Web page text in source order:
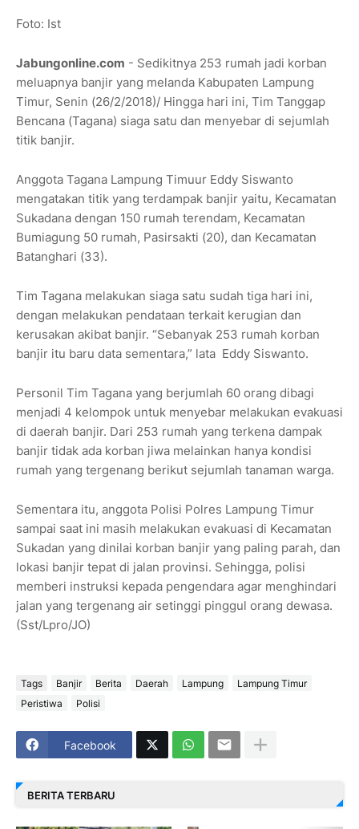
Foto: Ist
Jabungonline.com - Sedikitnya 253 rumah jadi korban
meluapnya banjir yang melanda Kabupaten Lampung
Timur, Senin (26/2/2018)/ Hingga hari ini, Tim Tanggap
Bencana (Tagana) siaga satu dan menyebar di sejumlah
titik banjir.
Anggota Tagana Lampung Timuur Eddy Siswanto
mengatakan titik yang terdampak banjir yaitu, Kecamatan
Sukadana dengan 150 rumah terendam, Kecamatan
Bumiagung 50 rumah, Pasirsakti (20), dan Kecamatan
Batanghari (33).
Tim Tagana melakukan siaga satu sudah tiga hari ini,
dengan melakukan pendataan terkait kerugian dan
kerusakan akibat banjir. “Sebanyak 253 rumah korban
banjir itu baru data sementara,” lata Eddy Siswanto.
Personil Tim Tagana yang berjumlah 60 orang dibagi
menjadi 4 kelompok untuk menyebar melakukan evakuasi
di daerah banjir. Dari 253 rumah yang terkena dampak
banjir tidak ada korban jiwa melainkan hanya kondisi
rumah yang tergenang berikut sejumlah tanaman warga.
Sementara itu, anggota Polisi Polres Lampung Timur
sampai saat ini masih melakukan evakuasi di Kecamatan
Sukadan yang dinilai korban banjir yang paling parah, dan
lokasi banjir tepat di jalan provinsi. Sehingga, polisi
memberi instruksi kepada pengendara agar menghindari
jalan yang tergenang air setinggi pinggul orang dewasa.
(Sst/Lpro/JO)
Tags Banjir Berita Daerah Lampung
Lampung Timur
Peristiwa
Polisi
Facebook
BERITA TERBARU